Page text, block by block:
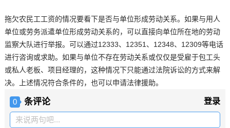
联系律师
拖欠农民工工资的情况要看下是否与单位形成劳动关系。如果与用人
单位或劳务派遣单位形成劳动关系的，可以直接向单位所在地的劳动
监察大队进行举报。可以通过12333、12351、12348、12309等电话
进行咨询或求助。如果与单位不存在劳动关系或仅仅是受雇于包工头
或私人老板、项目经理的，这种情况下只能通过法院诉讼的方式来解
决。上述情况符合条件的，也可以申请法律援助。
0 条评论 登录
来说两句吧...